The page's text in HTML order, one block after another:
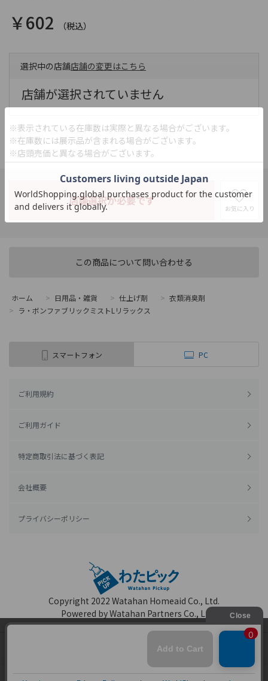
￥602 （税込）
選択中の店舗店舗の変更はこちら
店舗が選択されていません
※表示されている在庫数は実際と異なる場合がございます。
※在庫数には展示品が含まれる場合がございます。
※店頭売価と異なる場合がございます。
この商品について問い合わせる
店舗選択が必要です
お気に入り
ホーム > 日用品・雑貨 > 仕上げ剤 > 衣類消臭剤
> ラ・ボンファブリックミストLリラックス
スマートフォン PC
ご利用規約
ご利用ガイド
特定商取引法に基づく表記
会社概要
プライバシーポリシー
Copyright 2022 Watahan Homeaid Co., Ltd.
Powered by Watahan Partners Co., Ltd.
当ウェブサイトでは、お客様により良いサービス
をご提供するため、クッキーを利用しています。
用に同意するものとします。詳細については「詳
同意する